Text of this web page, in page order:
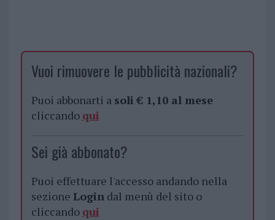
Vuoi rimuovere le pubblicità nazionali?
Puoi abbonarti a soli € 1,10 al mese
cliccando qui
Sei già abbonato?
Puoi effettuare l'accesso andando nella
sezione Logindal menù del sito o
cliccando qui